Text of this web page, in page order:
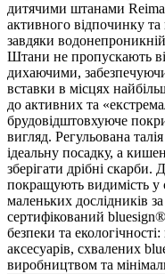
дитячими штанами
активного відпочинку
завдяки
Штани не пропускають
дихаючими,
вставки в місцях
до активних та
брудовідштовхуюче
вигляд. Регульована
ідеальну посадку, а
зберігати дрібні скарби.
покращують видимість у
маленьких дослідників
сертифікований
безпеки та
аксесуарів, схвалених
виробництвом та